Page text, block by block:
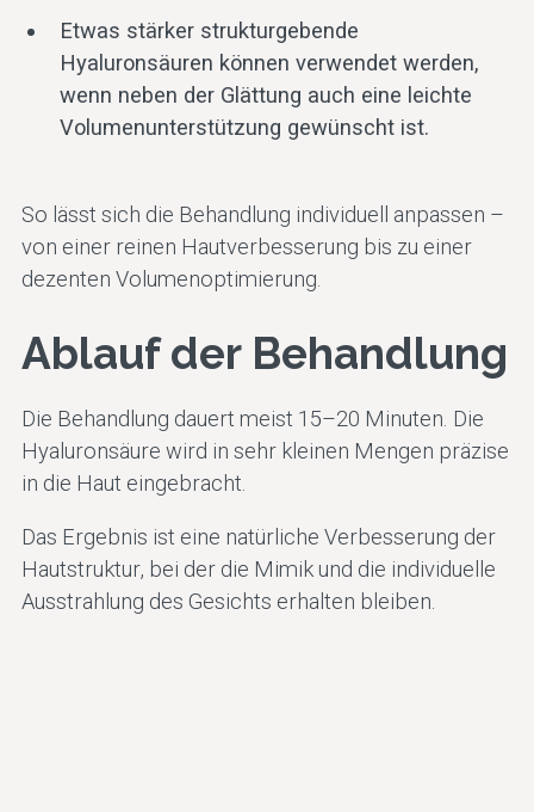
Etwas stärker strukturgebende
Hyaluronsäuren können verwendet werden,
wenn neben der Glättung auch eine leichte
Volumenunterstützung gewünscht ist.
So lässt sich die Behandlung individuell anpassen –
von einer reinen Hautverbesserung bis zu einer
dezenten Volumenoptimierung.
Ablauf der Behandlung
Die Behandlung dauert meist 15–20 Minuten. Die
Hyaluronsäure wird in sehr kleinen Mengen präzise
in die Haut eingebracht.
Das Ergebnis ist eine natürliche Verbesserung der
Hautstruktur, bei der die Mimik und die individuelle
Ausstrahlung des Gesichts erhalten bleiben.